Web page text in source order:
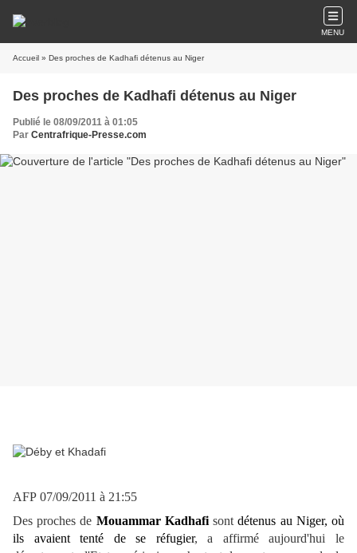
MENU
Accueil » Des proches de Kadhafi détenus au Niger
Des proches de Kadhafi détenus au Niger
Publié le 08/09/2011 à 01:05
Par Centrafrique-Presse.com
AFP 07/09/2011 à 21:55
Des proches de Mouammar Kadhafi sont détenus au Niger, où
ils avaient tenté de se réfugier, a affirmé aujourd'hui le